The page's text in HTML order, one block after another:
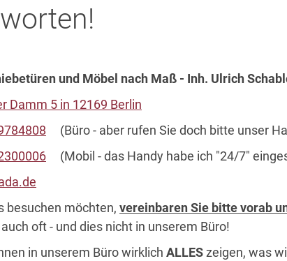
und Möbel nach Maß - Inh. Ulrich
Damm 5 in 12169 Berlin
(Büro - aber rufen Sie doch bitte unser
(Mobil - das Handy habe ich "24/7"
besuchen möchten, vereinbaren Sie bitte vorab
oft - und dies nicht in unserem Büro!
in unserem Büro wirklich ALLESzeigen, was